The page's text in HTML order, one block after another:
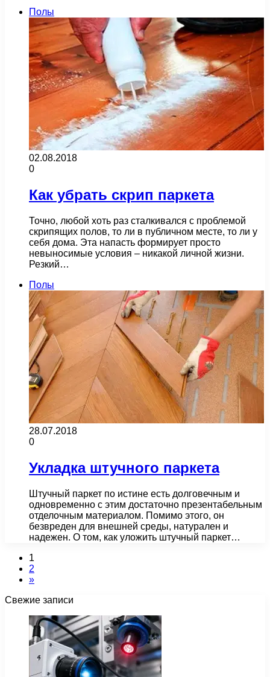
Полы
02.08.2018
0
Как убрать скрип паркета
Точно, любой хоть раз сталкивался с проблемой
скрипящих полов, то ли в публичном месте, то ли у
себя дома. Эта напасть формирует просто
невыносимые условия – никакой личной жизни.
Резкий…
Полы
28.07.2018
0
Укладка штучного паркета
Штучный паркет по истине есть долговечным и
одновременно с этим достаточно презентабельным
отделочным материалом. Помимо этого, он
безвреден для внешней среды, натурален и
надежен. О том, как уложить штучный паркет…
1
2
»
Свежие записи